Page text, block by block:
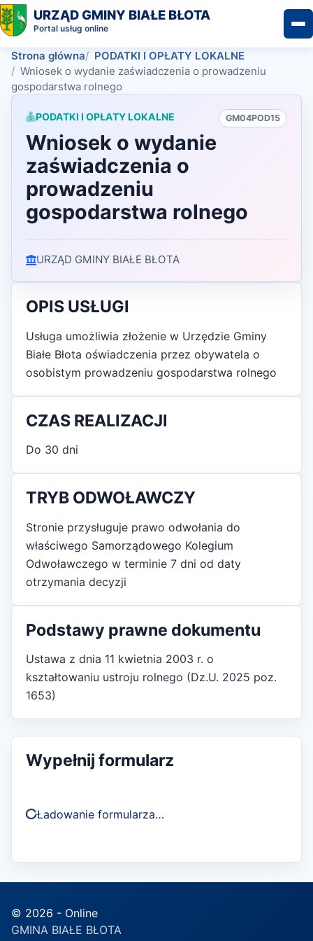
URZĄD GMINY BIAŁE BŁOTA
Portal usług online
Strona główna
PODATKI I OPŁATY LOKALNE
Wniosek o wydanie zaświadczenia o prowadzeniu
gospodarstwa rolnego
PODATKI I OPŁATY LOKALNE GM04POD15
Wniosek o wydanie
zaświadczenia o
prowadzeniu
gospodarstwa rolnego
URZĄD GMINY BIAŁE BŁOTA
OPIS USŁUGI
Usługa umożliwia złożenie w Urzędzie Gminy
Białe Błota oświadczenia przez obywatela o
osobistym prowadzeniu gospodarstwa rolnego
CZAS REALIZACJI
Do 30 dni
TRYB ODWOŁAWCZY
Stronie przysługuje prawo odwołania do
właściwego Samorządowego Kolegium
Odwoławczego w terminie 7 dni od daty
otrzymania decyzji
Podstawy prawne dokumentu
Ustawa z dnia 11 kwietnia 2003 r. o
kształtowaniu ustroju rolnego (Dz.U. 2025 poz.
1653)
Wypełnij formularz
Ładowanie formularza…
© 2026 - Online
GMINA BIAŁE BŁOTA